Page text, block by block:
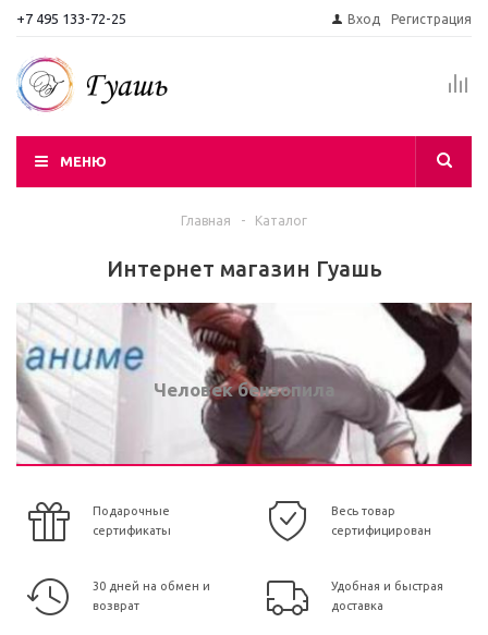
+7 495 133-72-25 Вход Регистрация
МЕНЮ
Главная - Каталог
Интернет магазин Гуашь
Человек бензопила
Подарочные
сертификаты
Весь товар
сертифицирован
30 дней на обмен и
возврат
Удобная и быстрая
доставка